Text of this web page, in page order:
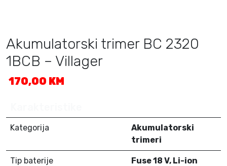
Akumulatorski trimer BC 2320
1BCB – Villager
170,00 KM
Kategorija
Akumulatorski
trimeri
Tip baterije Fuse 18 V, Li-ion